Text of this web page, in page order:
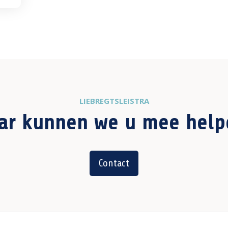
LIEBREGTSLEISTRA
kunnen we u mee
Contact